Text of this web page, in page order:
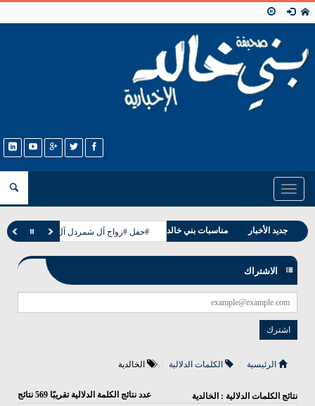
Toggle
navigation
جديد الأخبار
وفيات بني خالد
مناسبات بني خالد #حفل #زواج آل شمردل آل مطر القرشه
الاشتراك
الرئيسية الكلمات الدلالية الخالدية
نتائج الكلمات الدلالية : الخالدية عدد نتائج الكلمة الدلالية تقريبًا 569 نتائج